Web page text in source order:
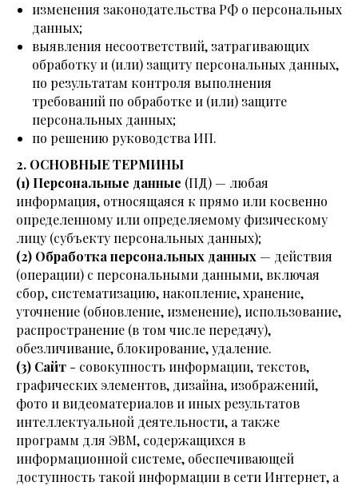
изменения законодательства РФ о персональных
данных;
выявления несоответствий, затрагивающих
обработку и (или) защиту персональных данных,
по результатам контроля выполнения
требований по обработке и (или) защите
персональных данных;
по решению руководства ИП.
2. ОСНОВНЫЕ ТЕРМИНЫ
(1) Персональные данные (ПД) — любая
информация, относящаяся к прямо или косвенно
определенному или определяемому физическому
лицу (субъекту персональных данных);
(2) Обработка персональных данных — действия
(операции) с персональными данными, включая
сбор, систематизацию, накопление, хранение,
уточнение (обновление, изменение), использование,
распространение (в том числе передачу),
обезличивание, блокирование, удаление.
(3) Сайт - совокупность информации, текстов,
графических элементов, дизайна, изображений,
фото и видеоматериалов и иных результатов
интеллектуальной деятельности, а также
программ для ЭВМ, содержащихся в
информационной системе, обеспечивающей
доступность такой информации в сети Интернет, а